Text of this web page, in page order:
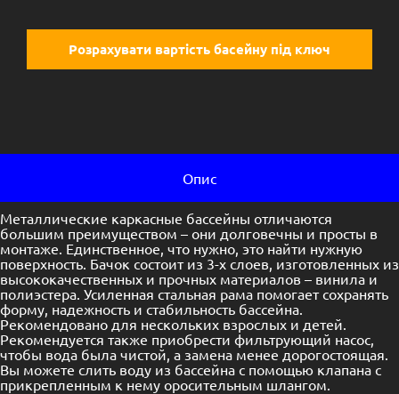
Розрахувати вартість басейну під ключ
Опис
Металлические каркасные бассейны отличаются
большим преимуществом – они долговечны и просты в
монтаже. Единственное, что нужно, это найти нужную
поверхность. Бачок состоит из 3-х слоев, изготовленных из
высококачественных и прочных материалов – винила и
полиэстера. Усиленная стальная рама помогает сохранять
форму, надежность и стабильность бассейна.
Рекомендовано для нескольких взрослых и детей.
Рекомендуется также приобрести фильтрующий насос,
чтобы вода была чистой, а замена менее дорогостоящая.
Вы можете слить воду из бассейна с помощью клапана с
прикрепленным к нему оросительным шлангом.